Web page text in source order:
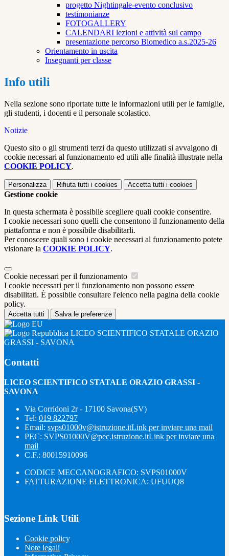
progetto Nightingale-evento conclusivo
testimonianze
FOTOGALLERY
CALENDARI lezioni e attività sul campo
presentazione percorso Biomedico a.s.2025-26
Orientamento in uscita
Insegnanti per classe
Info utili
Nella sezione sono riportate tutte le informazioni utili per le famiglie,
gli studenti, i docenti e il personale scolastico.
Notizie
Questo sito o gli strumenti terzi da questo utilizzati si avvalgono di
cookie necessari al funzionamento ed utili alle finalità illustrate nella
COOKIE POLICY.
Personalizza Rifiuta tutti i cookies Accetta tutti i cookies
Gestione cookie
In questa schermata è possibile scegliere quali cookie consentire.
I cookie necessari sono quelli che consentono il funzionamento della
piattaforma e non è possibile disabilitarli.
Per conoscere quali sono i cookie necessari al funzionamento potete
visionare la COOKIE POLICY.
Cookie necessari per il funzionamento
I cookie necessari per il funzionamento non possono essere
disabilitati. È possibile consultare l'elenco nella pagina della cookie
policy.
Accetta tutti Salva le preferenze
LICEO SCIENTIFICO STATALE ORAZIO
GRASSI - SAVONA
Contatti
LICEO SCIENTIFICO STATALE ORAZIO GRASSI -
SAVONA
Via Corridoni 2r - 17100 Savona(SV)
Tel: 019 822797
Email: svps01000v@istruzione.itLink per inviare una mail
PEC: SVPS01000V@pec.istruzione.itLink per inviare una
mail
C.F.: 80015910096
CODICE MECCANOGRAFICO: SVPS01000V
FATTURAZIONE ELETTRONICA: UFUUQ8
Sezione Link Utili
Cookie policy
Note legali